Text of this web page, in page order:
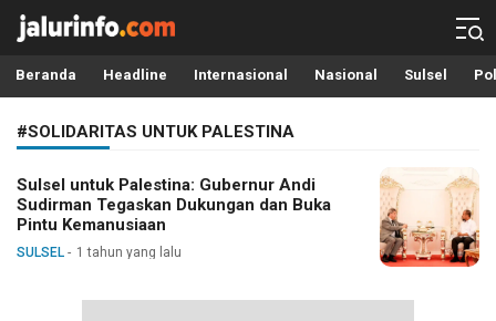
Info Terbaru, Berita Terkini Hari Ini, Jalurinfo.com
Terkini, Akurat dan Terpercaya
Beranda Headline Internasional Nasional Sulsel
#SOLIDARITAS UNTUK PALESTINA
Sulsel untuk Palestina: Gubernur Andi
Sudirman Tegaskan Dukungan dan Buka
Pintu Kemanusiaan
SULSEL 1 tahun yang lalu